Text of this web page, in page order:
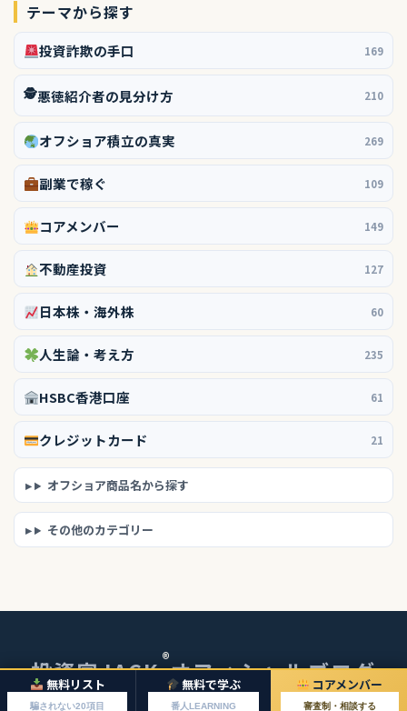
テーマから探す
投資詐欺の手口 169
🕵️悪徳紹介者の見分け方 210
オフショア積立の真実 269
副業で稼ぐ 109
コアメンバー 149
不動産投資 127
日本株・海外株 60
人生論・考え方 235
HSBC香港口座 61
クレジットカード 21
オフショア商品名から探す
その他のカテゴリー
無料リスト
騙されない20項目
無料で学ぶ
番人LEARNING
コアメンバー
審査制・相談する
投資家JACK®オフィシャルブログ
© 2026 投資家JACKオフィシャルブログ